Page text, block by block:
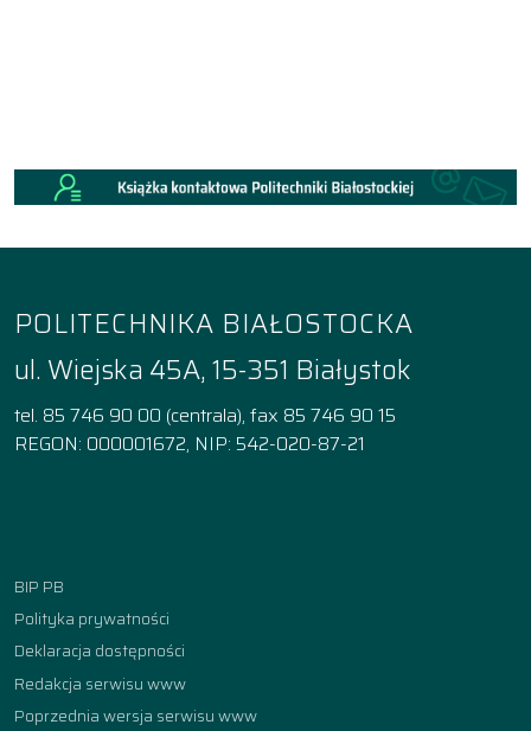
POLITECHNIKA BIAŁOSTOCKA
ul. Wiejska 45A, 15-351 Białystok
tel. 85 746 90 00 (centrala), fax 85 746 90 15
REGON: 000001672, NIP: 542-020-87-21
BIP PB
Polityka prywatności
Deklaracja dostępności
Redakcja serwisu www
Poprzednia wersja serwisu www